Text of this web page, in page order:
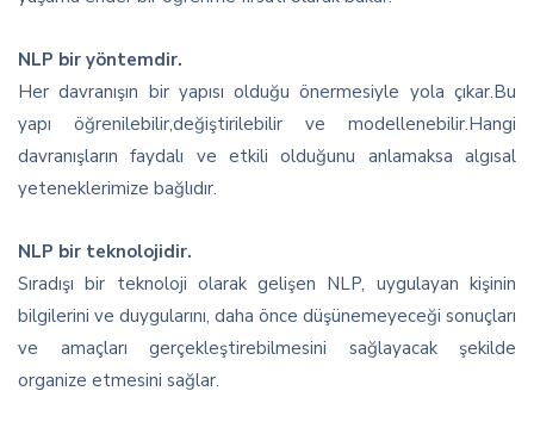
NLP bir yöntemdir.
Her davranışın bir yapısı olduğu önermesiyle yola çıkar.Bu
yapı öğrenilebilir,değiştirilebilir ve modellenebilir.Hangi
davranışların faydalı ve etkili olduğunu anlamaksa algısal
yeteneklerimize bağlıdır.
NLP bir teknolojidir.
Sıradışı bir teknoloji olarak gelişen NLP, uygulayan kişinin
bilgilerini ve duygularını, daha önce düşünemeyeceği sonuçları
ve amaçları gerçekleştirebilmesini sağlayacak şekilde
organize etmesini sağlar.